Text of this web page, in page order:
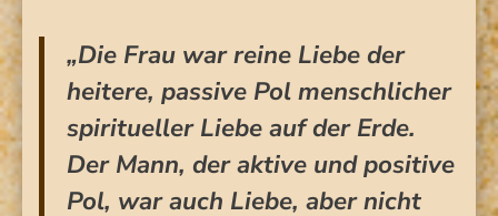
„Die Frau war reine Liebe der
heitere, passive Pol menschlicher
spiritueller Liebe auf der Erde.
Der Mann, der aktive und positive
Pol, war auch Liebe, aber nicht